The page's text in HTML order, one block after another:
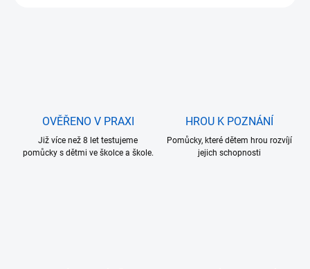
OVĚŘENO V PRAXI
Již více než 8 let testujeme
pomůcky s dětmi ve školce a škole.
HROU K POZNÁNÍ
Pomůcky, které dětem hrou rozvíjí
jejich schopnosti